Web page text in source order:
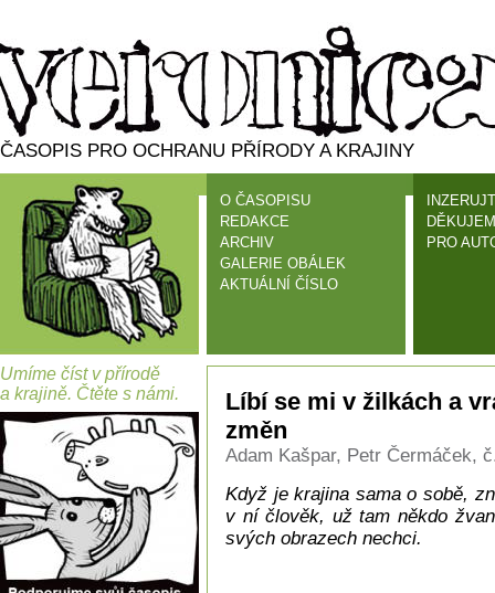
ČASOPIS PRO OCHRANU PŘÍRODY A KRAJINY
O ČASOPISU
REDAKCE
ARCHIV
GALERIE OBÁLEK
AKTUÁLNÍ ČÍSLO
PRO
Umíme číst v přírodě
a krajině. Čtěte s námi.
Líbí se mi v žilkách a
změn
Adam Kašpar, Petr Čermáček,
Když je krajina sama o sobě,
v ní člověk, už tam někdo
svých obrazech nechci.